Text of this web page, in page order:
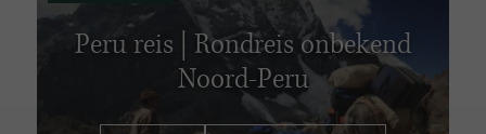
Peru reis | Rondreis onbekend
Noord-Peru